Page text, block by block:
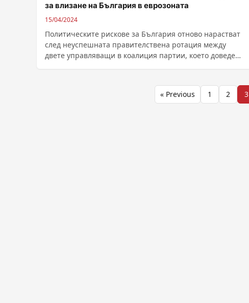
за влизане на България в еврозоната
15/04/2024
Политическите рискове за България отново нарастват
след неуспешната правителствена ротация между
двете управляващи в коалиция партии, което доведе
« Previous 1 2 3